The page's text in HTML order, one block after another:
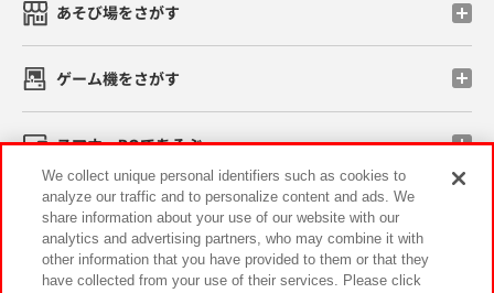
あそび場をさがす
ゲーム機をさがす
スマホ・PCであそぶ
イベント・キャンペーン
We collect unique personal identifiers such as cookies to
analyze our traffic and to personalize content and ads. We
share information about your use of our website with our
analytics and advertising partners, who may combine it with
other information that you have provided to them or that they
have collected from your use of their services. Please click